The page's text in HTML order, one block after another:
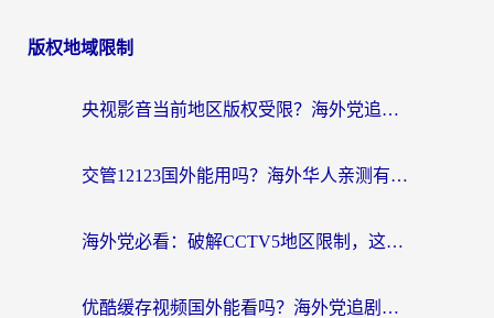
版权地域限制
央视影音当前地区版权受限？海外党追剧看片的终极解决方案来了
交管12123国外能用吗？海外华人亲测有效的回国加速器选择指南
海外党必看：破解CCTV5地区限制，这样看欧洲杯奥运直播才够爽！
优酷缓存视频国外能看吗？海外党追剧看片的终极解决方案来了